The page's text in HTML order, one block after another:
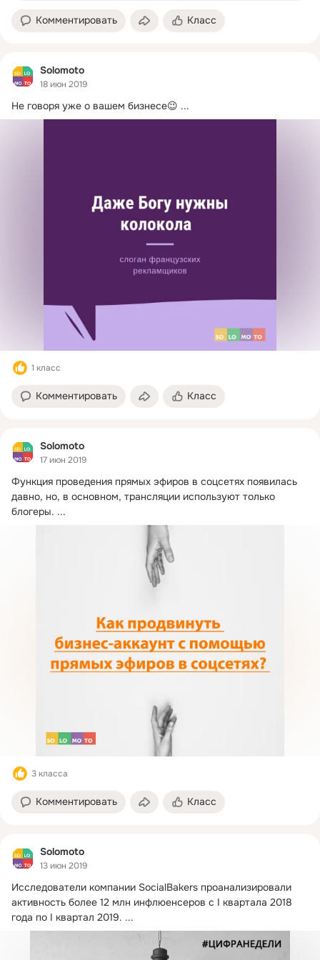
Комментировать Класс
Solomoto
18 июн 2019
Не говоря уже о вашем бизнесе😉 ...
1 класс
Комментировать Класс
Solomoto
17 июн 2019
Функция проведения прямых эфиров в соцсетях появилась
давно, но, в основном, трансляции используют только
блогеры. ...
3 класса
Комментировать Класс
Solomoto
13 июн 2019
Исследователи компании SocialBakers проанализировали
активность более 12 млн инфлюенсеров с I квартала 2018
года по I квартал 2019. ...